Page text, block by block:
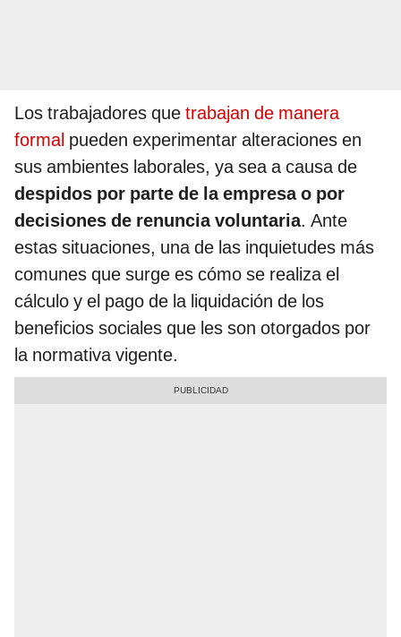
Los trabajadores que trabajan de manera
formal pueden experimentar alteraciones en
sus ambientes laborales, ya sea a causa de
despidos por parte de la empresa o por
decisiones de renuncia voluntaria. Ante
estas situaciones, una de las inquietudes más
comunes que surge es cómo se realiza el
cálculo y el pago de la liquidación de los
beneficios sociales que les son otorgados por
la normativa vigente.